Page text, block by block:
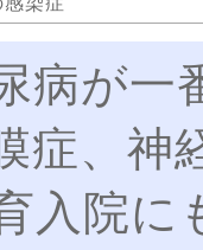
病が一
症、神
入院